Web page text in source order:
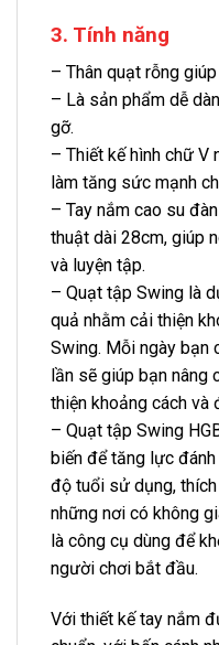
3. Tính năng
– Thân quạt rỗng
– Là sản phẩm dễ
gỡ.
– Thiết kế hình chữ
làm tăng sức mạnh
– Tay nắm cao su
thuật dài 28cm, giúp
và luyện tập.
– Quạt tập Swing là
quả nhằm cải thiện
Swing. Mỗi ngày bạn
lần sẽ giúp bạn nâng
thiện khoảng cách và
– Quạt tập Swing
biến để tăng lực
độ tuổi sử dụng,
những nơi có không
là công cụ dùng để
người chơi bắt đầu.
Với thiết kế tay nắm